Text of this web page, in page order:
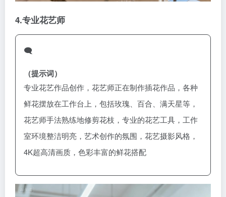
4.专业花艺师
🗨️
（提示词）
专业花艺作品创作，花艺师正在制作插花作品，各种
鲜花摆放在工作台上，包括玫瑰、百合、满天星等，
花艺师手法熟练地修剪花枝，专业的花艺工具，工作
室环境整洁明亮，艺术创作的氛围，花艺摄影风格，
4K超高清画质，色彩丰富的鲜花搭配